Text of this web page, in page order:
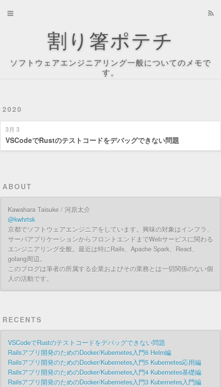
割り箸ポテチ
ソフトウェアエンジニアリング一般についてのメモで
す。
2020
3月 3
VSCodeでRustのテストコードをデバッグできない問題
ABOUT
Kawahara Taisuke / 河原太介
@kwhrtsk
京都でソフトウェアエンジニアをしています。興味の対象はインフラ、
サーバアプリケーションからフロントエンドまでWebサービスに関わる
エンジニアリング全般。最近は特にRails、Apache Spark、React、
golang周辺。
このブログは筆者の所属する企業およびその業務とは一切関係のない個
人の活動です。
RECENTS
VSCodeでRustのテストコードをデバッグできない問題
Railsアプリ開発のためのDocker/Kubernetes入門6 Helm編
Railsアプリ開発のためのDocker/Kubernetes入門5 Kubernetes応用編
Railsアプリ開発のためのDocker/Kubernetes入門4 Kubernetes基礎編
Railsアプリ開発のためのDocker/Kubernetes入門3 Kubernetes入門編
Home
About
Tag Cloud
Tags